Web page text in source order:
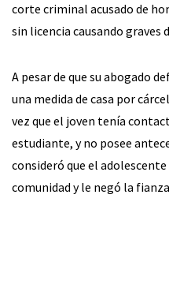
corte criminal acusado de
sin licencia causando graves
A pesar de que su abogado
una medida de casa por
vez que el joven tenía
estudiante, y no posee
consideró que el
comunidad y le negó la